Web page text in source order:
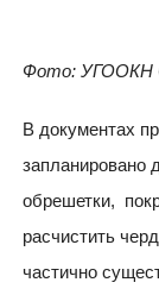
Фото: УГООКН
В документах
запланировано
обрешетки,
расчистить
частично